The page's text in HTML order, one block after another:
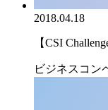
2018.04.18
【CSI
ビジネスコン